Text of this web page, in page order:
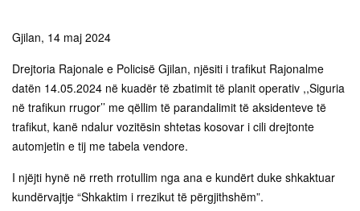
Gjilan, 14 maj 2024
Drejtoria Rajonale e Policisë Gjilan, njësiti i trafikut Rajonalme
datën 14.05.2024 në kuadër të zbatimit të planit operativ ,,Siguria
në trafikun rrugor’’ me qëllim të parandalimit të aksidenteve të
trafikut, kanë ndalur vozitësin shtetas kosovar i cili drejtonte
automjetin e tij me tabela vendore.
I njëjti hynë në rreth rrotullim nga ana e kundërt duke shkaktuar
kundërvajtje “Shkaktim i rrezikut të përgjithshëm”.